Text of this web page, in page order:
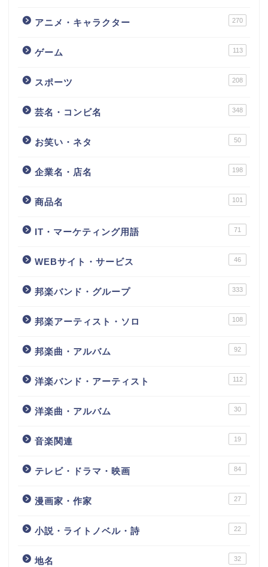
アニメ・キャラクター 270
ゲーム 113
スポーツ 208
芸名・コンビ名 348
お笑い・ネタ 50
企業名・店名 198
商品名 101
IT・マーケティング用語 71
WEBサイト・サービス 46
邦楽バンド・グループ 333
邦楽アーティスト・ソロ 108
邦楽曲・アルバム 92
洋楽バンド・アーティスト 112
洋楽曲・アルバム 30
音楽関連 19
テレビ・ドラマ・映画 84
漫画家・作家 27
小説・ライトノベル・詩 22
地名 32